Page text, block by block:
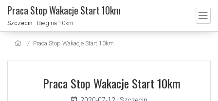
Praca Stop Wakacje Start 10km
Szczecin · Bieg na 10km
Praca Stop Wakacje Start 10km
Praca Stop Wakacje Start 10km